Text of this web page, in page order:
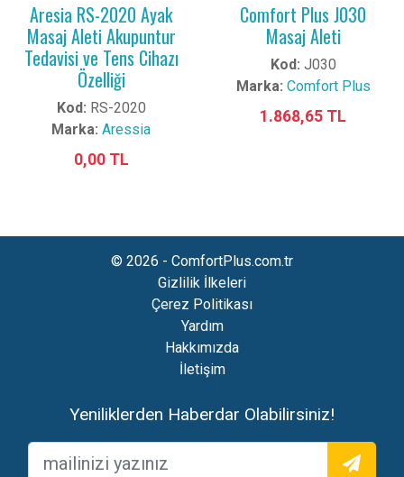
Aresia RS-2020 Ayak
Masaj Aleti Akupuntur
Tedavisi ve Tens Cihazı
Özelliği
Kod: RS-2020
Marka: Aressia
0,00 TL
Comfort Plus J030
Masaj Aleti
Kod: J030
Marka: Comfort Plus
1.868,65 TL
© 2026 - ComfortPlus.com.tr
Gizlilik İlkeleri
Çerez Politikası
Yardım
Hakkımızda
İletişim
Yeniliklerden Haberdar Olabilirsiniz!